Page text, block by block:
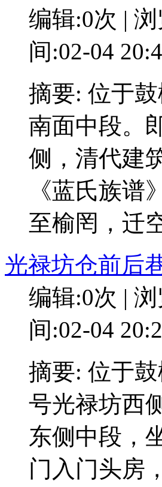
编辑:0次 |
间:02-04
摘要: 位于
南面中段。
侧，清代建
《蓝氏族
至榆罔，迁
光禄坊仓前后
编辑:0次 |
间:02-04
摘要: 位于
号光禄坊西
东侧中段，
门入门头房